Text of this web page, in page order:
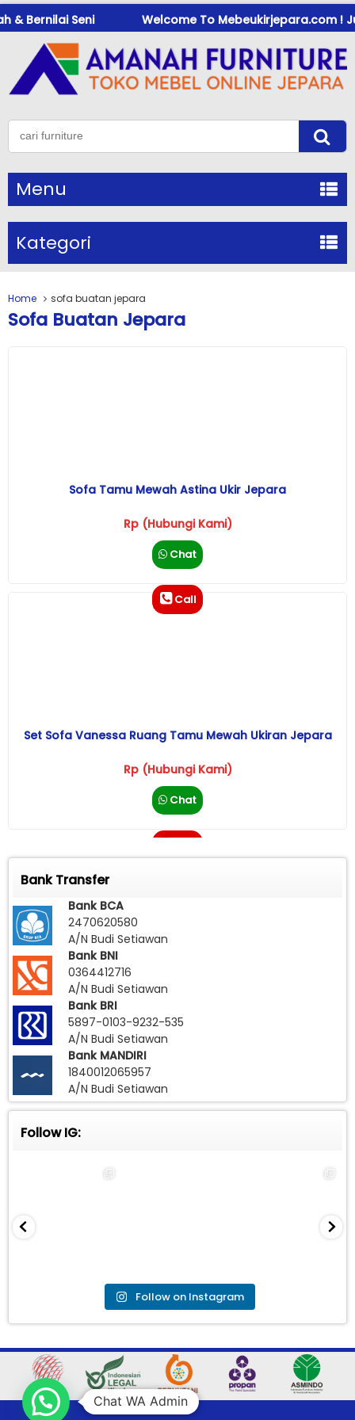
Bernilai Seni Welcome To Mebeukirjepara.com !
Menu
Kategori
Home sofa buatan jepara
Sofa Buatan Jepara
Sofa Tamu Mewah Astina Ukir Jepara
Rp (Hubungi Kami)
Chat
Call
Set Sofa Vanessa Ruang Tamu Mewah Ukiran Jepara
Rp (Hubungi Kami)
Chat
Bank Transfer
Bank BCA
2470620580
A/N Budi Setiawan
Bank BNI
0364412716
A/N Budi Setiawan
Bank BRI
5897-0103-9232-535
A/N Budi Setiawan
Bank MANDIRI
1840012065957
A/N Budi Setiawan
Follow IG:
Follow on Instagram
Chat WA Admin